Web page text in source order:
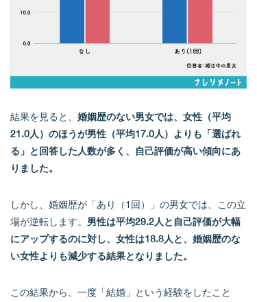
結果を見ると、 婚姻歴のない男女では、女性（平均
21.0人）のほうが男性（平均17.0人）よりも「選ばれ
る」と回答した人数が多く、自己評価が高い傾向にあ
りました。
しかし、婚姻歴が「あり（1回）」の男女では、この立
場が逆転します。 男性は平均29.2人と自己評価が大幅
にアップするのに対し、女性は18.8人と、婚姻歴のな
い女性よりも減少する結果となりました。
この結果から、一度「結婚」という経験をしたこと